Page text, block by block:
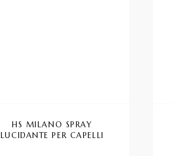
HS MILANO SPRAY
LUCIDANTE PER CAPELLI